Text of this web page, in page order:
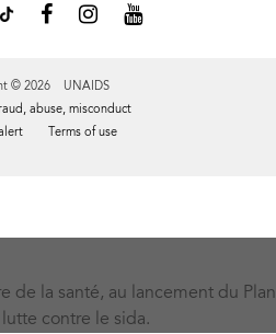
de la santé, au lancement du Plan
contre le sida.
© 2026 UNAIDS
abuse, misconduct
Terms of use